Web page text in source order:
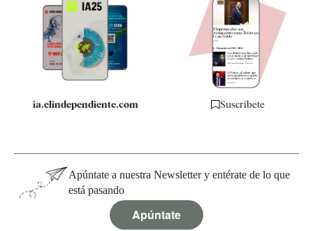
Quiénes somos
Especificaciones
ia.elindependiente.com Suscríbete
Apúntate a nuestra Newsletter y entérate de lo que
está pasando
Apúntate